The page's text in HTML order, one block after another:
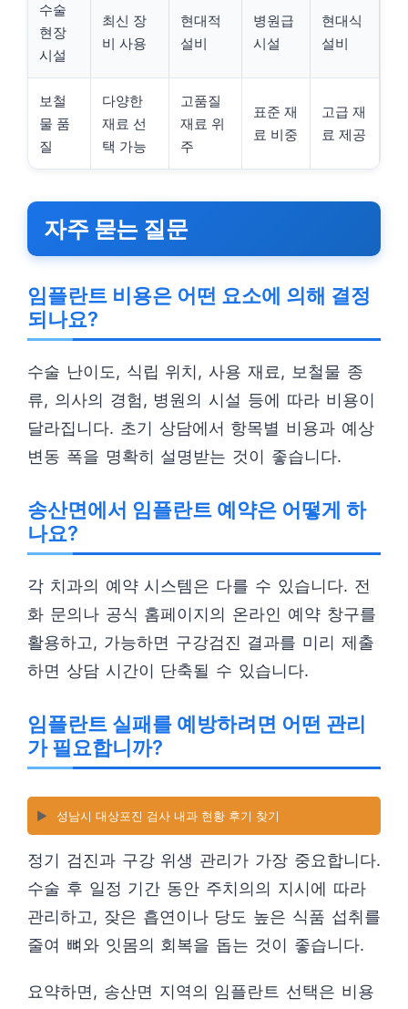
수술
현장
시설
최신 장
비 사용
현대적
설비
병원급
시설
현대식
설비
보철
물 품
질
다양한
재료 선
택 가능
고품질
재료 위
주
표준 재
료 비중
고급 재
료 제공
자주 묻는 질문
임플란트 비용은 어떤 요소에 의해 결정
되나요?
수술 난이도, 식립 위치, 사용 재료, 보철물 종
류, 의사의 경험, 병원의 시설 등에 따라 비용이
달라집니다. 초기 상담에서 항목별 비용과 예상
변동 폭을 명확히 설명받는 것이 좋습니다.
송산면에서 임플란트 예약은 어떻게 하
나요?
각 치과의 예약 시스템은 다를 수 있습니다. 전
화 문의나 공식 홈페이지의 온라인 예약 창구를
활용하고, 가능하면 구강검진 결과를 미리 제출
하면 상담 시간이 단축될 수 있습니다.
임플란트 실패를 예방하려면 어떤 관리
가 필요합니까?
▶️ 성남시 대상포진 검사 내과 현황 후기 찾기
정기 검진과 구강 위생 관리가 가장 중요합니다.
수술 후 일정 기간 동안 주치의의 지시에 따라
관리하고, 잦은 흡연이나 당도 높은 식품 섭취를
줄여 뼈와 잇몸의 회복을 돕는 것이 좋습니다.
요약하면, 송산면 지역의 임플란트 선택은 비용